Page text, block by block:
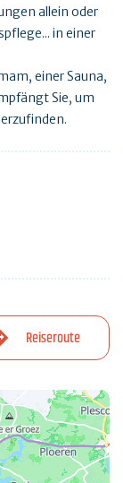
allein oder
in einer
einer Sauna,
Sie, um
Reiseroute